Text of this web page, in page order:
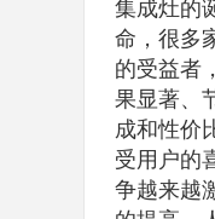
命，很多
的受益者
果显著、
成和性价
受用户的
争越来越